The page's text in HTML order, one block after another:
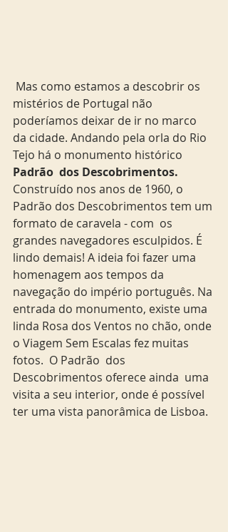
mistérios de Portugal não
poderíamos deixar de ir no marco
da cidade. Andando pela orla do Rio
Tejo há o monumento histórico
Padrão  dos Descobrimentos.
Construído nos anos de 1960, o
Padrão dos Descobrimentos tem um
formato de caravela - com  os
grandes navegadores esculpidos. É
lindo demais! A ideia foi fazer uma
homenagem aos tempos da
navegação do império português. Na
entrada do monumento, existe uma
linda Rosa dos Ventos no chão, onde
o Viagem Sem Escalas fez muitas
fotos.  O Padrão  dos
Descobrimentos oferece ainda  uma
visita a seu interior, onde é possível
ter uma vista panorâmica de Lisboa.